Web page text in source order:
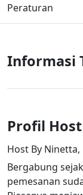
Peraturan
Informasi
Profil Host
Host By Ninetta,
Bergabung
pemesanan